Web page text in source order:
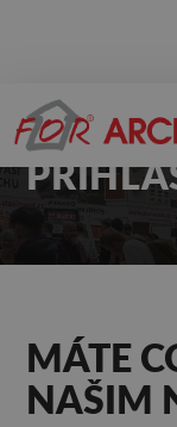
MÁTE
NAŠIM